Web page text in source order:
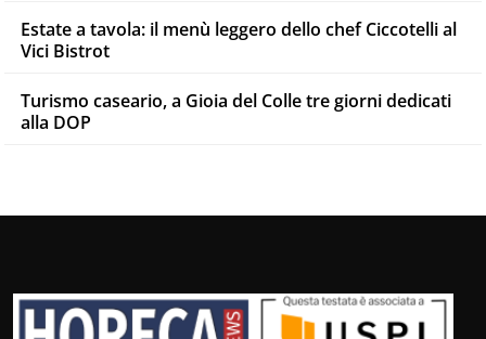
Estate a tavola: il menù leggero dello chef Ciccotelli al
Vici Bistrot
Turismo caseario, a Gioia del Colle tre giorni dedicati
alla DOP